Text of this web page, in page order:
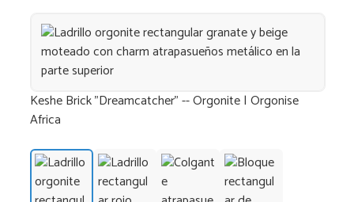
Keshe Brick "Dreamcatcher" -- Orgonite | Orgonise
Africa